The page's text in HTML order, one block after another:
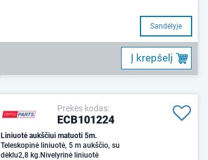
Sandėlyje
Į krepšelį
Prekės kodas:
ECB101224
Liniuotė aukščiui matuoti 5m.
Teleskopinė liniuotė, 5 m aukščio, su
dėklu2,8 kg.Nivelyrinė liniuotė